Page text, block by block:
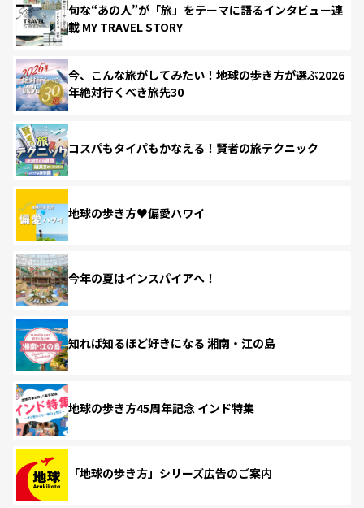
旬な“あの人”が「旅」をテーマに語るインタビュー連
載 MY TRAVEL STORY
今、こんな旅がしてみたい！地球の歩き方が選ぶ2026
年絶対行くべき旅先30
コスパもタイパもかなえる！賢者の旅テクニック
地球の歩き方♥偏愛ハワイ
今年の夏はインスパイアへ！
知れば知るほど好きになる 湘南・江の島
地球の歩き方45周年記念 インド特集
「地球の歩き方」シリーズ広告のご案内